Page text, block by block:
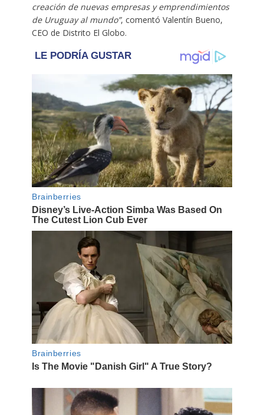
creación de nuevas empresas y emprendimientos
de Uruguay al mundo”, comentó Valentín Bueno,
CEO de Distrito El Globo.